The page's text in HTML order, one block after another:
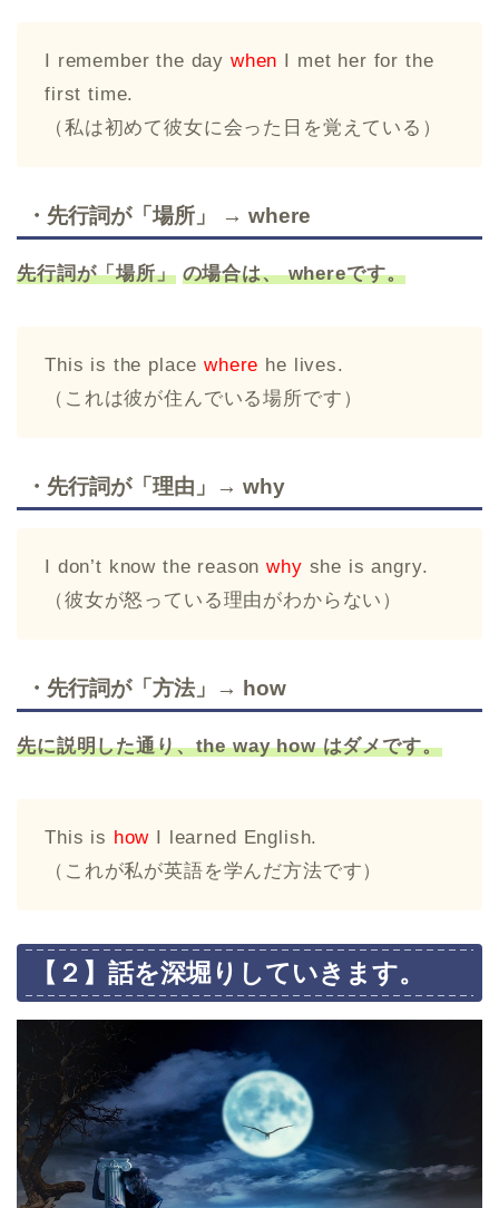
I remember the day when I met her for the
first time.
（私は初めて彼女に会った日を覚えている）
・先行詞が「場所」 → where
先行詞が「場所」 の場合は、whereです。
This is the placewhere he lives.
（これは彼が住んでいる場所です）
・ 先行詞が「理由」→ why
I don’t know the reasonwhy she is angry.
（彼女が怒っている理由がわからない）
・ 先行詞が「方法」→ how
先に説明した通り、the way howはダメです。
This is how I learned English.
（これが私が英語を学んだ方法です）
【２】話を深堀りしていきます。